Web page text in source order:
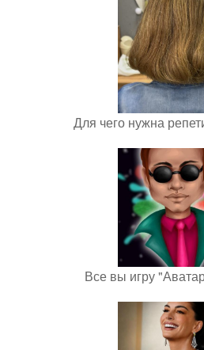
Для чего нужна
Все вы игру